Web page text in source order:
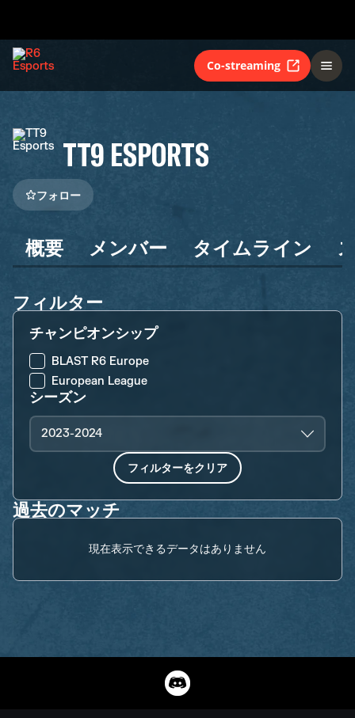
Co-streaming
TT9 ESPORTS
フォロー
概要 メンバー タイムライン
フィルター
チャンピオンシップ
BLAST R6 Europe
European League
シーズン
2023-2024
フィルターをクリア
過去のマッチ
現在表示できるデータはありません